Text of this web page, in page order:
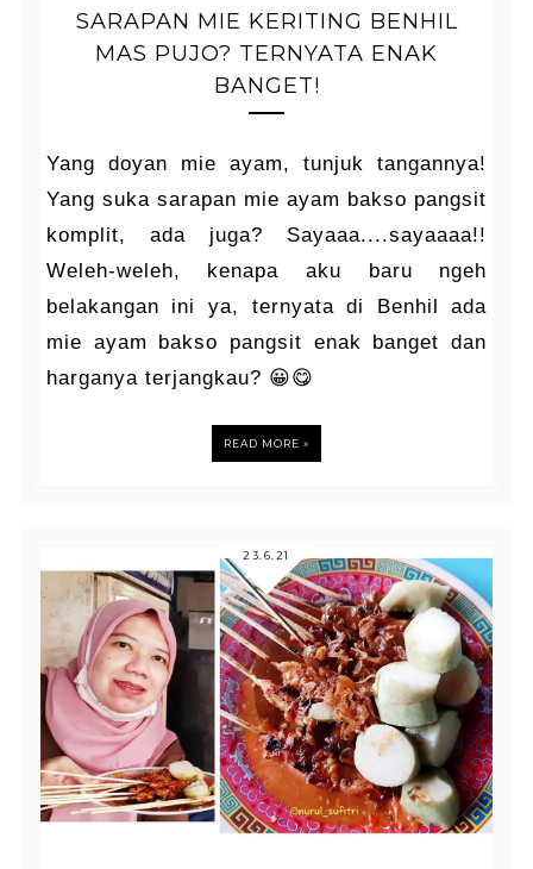
SARAPAN MIE KERITING BENHIL
MAS PUJO? TERNYATA ENAK
BANGET!
Yang doyan mie ayam, tunjuk tangannya!
Yang suka sarapan mie ayam bakso pangsit
komplit, ada juga? Sayaaa....sayaaaa!!
Weleh-weleh, kenapa aku baru ngeh
belakangan ini ya, ternyata di Benhil ada
mie ayam bakso pangsit enak banget dan
harganya terjangkau? 😀😋
READ MORE »
23.6.21